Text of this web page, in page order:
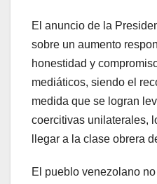
El anuncio de la
sobre un aumento
honestidad y
mediáticos, siendo el
medida que se logran
coercitivas unilaterales,
llegar a la clase obrera
El pueblo venezolano